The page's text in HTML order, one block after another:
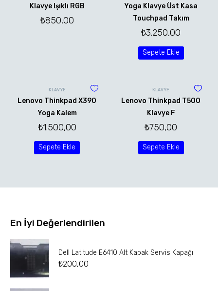
Klavye Işıklı RGB
₺850,00
Yoga Klavye Üst Kasa
Touchpad Takım
₺3.250,00
Sepete Ekle
KLAVYE
Lenovo Thinkpad X390
Yoga Kalem
₺1.500,00
Sepete Ekle
KLAVYE
Lenovo Thinkpad T500
Klavye F
₺750,00
Sepete Ekle
En İyi Değerlendirilen
Dell Latitude E6410 Alt Kapak Servis Kapağı
₺200,00